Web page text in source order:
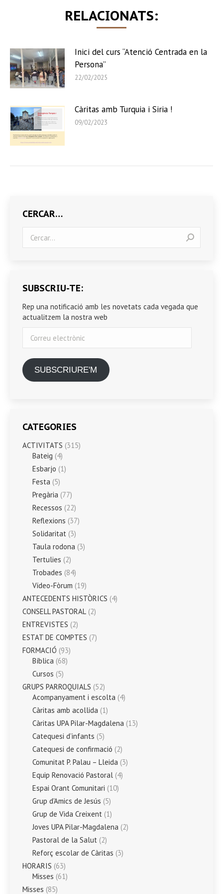
RELACIONATS:
Inici del curs “Atenció Centrada en la
Persona”
22/02/2025
Càritas amb Turquia i Siria !
09/02/2023
CERCAR…
SUBSCRIU-TE:
Rep una notificació amb les novetats cada vegada que
actualitzem la nostra web
electrònic
SUBSCRIURE'M
CATEGORIES
ACTIVITATS (315)
Bateig (4)
Esbarjo (1)
Festa (5)
Pregària (77)
Recessos (22)
Reflexions (37)
Solidaritat (3)
Taula rodona (3)
Tertulies (2)
Trobades (84)
Vídeo-Fòrum (19)
ANTECEDENTS HISTÒRICS (4)
CONSELL PASTORAL (2)
ENTREVISTES (2)
ESTAT DE COMPTES (7)
FORMACIÓ (93)
Bíblica (68)
Cursos (5)
GRUPS PARROQUIALS (52)
Acompanyament i escolta (4)
Càritas amb acollida (1)
Càritas UPA Pilar-Magdalena (13)
Catequesi d’infants (5)
Catequesi de confirmació (2)
Comunitat P. Palau – Lleida (3)
Equip Renovació Pastoral (4)
Espai Orant Comunitari (10)
Grup d'Amics de Jesús (5)
Grup de Vida Creixent (1)
Joves UPA Pilar-Magdalena (2)
Pastoral de la Salut (2)
Reforç escolar de Càritas (3)
HORARIS (63)
Misses (61)
Misses (85)